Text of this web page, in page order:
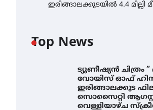
ഇരിങ്ങാലക്കുടയിൽ 4.4 മില്ലി
Top News
ട്യുണീഷ്യൻ ചിത്രം ”
വോയിസ് ഓഫ്
ഇരിങ്ങാലക്കുട
സൊസൈറ്റി
വെള്ളിയാഴ്ച